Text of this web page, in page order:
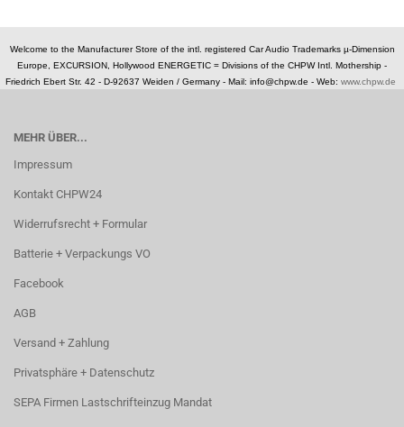
Welcome to the Manufacturer Store of the intl. registered Car Audio Trademarks µ-Dimension
Europe, EXCURSION, Hollywood ENERGETIC = Divisions of the CHPW Intl. Mothership -
Friedrich Ebert Str. 42 - D-92637 Weiden / Germany - Mail: info@chpw.de - Web: www.chpw.de
MEHR ÜBER...
Impressum
Kontakt CHPW24
Widerrufsrecht + Formular
Batterie + Verpackungs VO
Facebook
AGB
Versand + Zahlung
Privatsphäre + Datenschutz
SEPA Firmen Lastschrifteinzug Mandat